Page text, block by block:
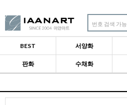
번호 검색 가능
BEST 서양화
판화 수채화